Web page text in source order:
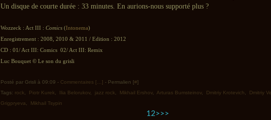
Un disque de courte durée : 33 minutes. En aurions-nous supporté plus ?
Wozzeck : Act III : Comics (Intonema)
Enregistrement : 2008, 2010 & 2011 / Edition : 2012
CD : 01/ Act III: Comics 02/ Act III: Remix
Luc Bouquet © Le son du grisli
Posté par Grisli à 09:09 - Commentaires [ ] - Permalien [#]
Tags: rock Piotr Kurek Ilia Belorukov, jazz rock Mikhail Ershov, Arturas Bumsteinov, Dmitriy Krotevich Dmitriy
Grigpryeva
Mikhail Tsypin
12>>>